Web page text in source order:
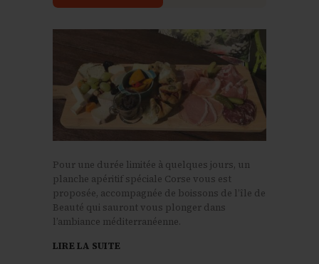
Pour une durée limitée à quelques jours, un
planche apéritif spéciale Corse vous est
proposée, accompagnée de boissons de l’île de
Beauté qui sauront vous plonger dans
l’ambiance méditerranéenne.
LIRE LA SUITE